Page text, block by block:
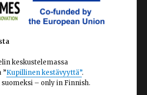
keskustelemassa
”Kupillinen kestävyyttä”.
suomeksi – only in Finnish.